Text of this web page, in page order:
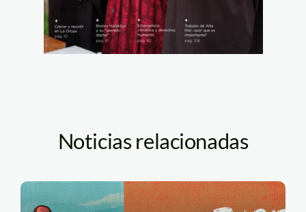
Noticias relacionadas